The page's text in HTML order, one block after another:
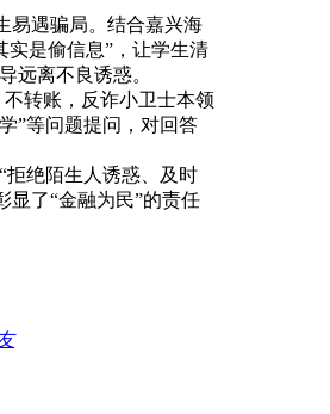
易遇骗局。结合嘉兴海
实是偷信息”，让学生清
远离不良诱惑。
转账，反诈小卫士本领
”等问题提问，对回答
绝陌生人诱惑、及时
显了“金融为民”的责任